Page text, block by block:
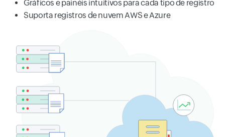
Gráficos e painéis intuitivos para cada tipo de registro
Suporta registros de nuvem AWS e Azure